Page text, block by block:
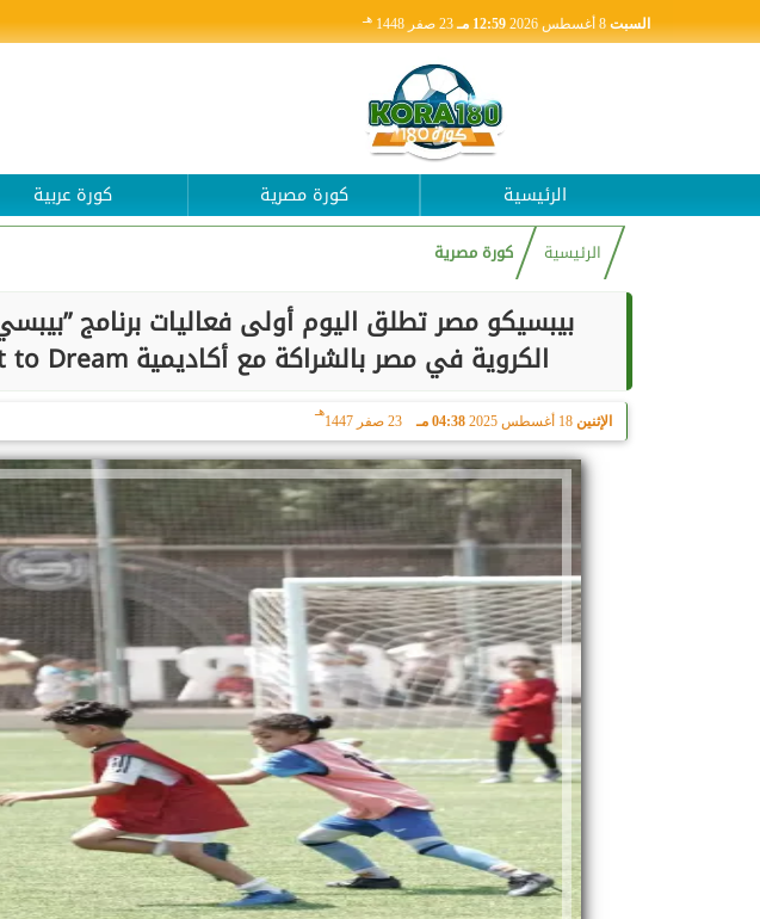
السبت 12:59 مـ 23 صفر 1448 هـ
الرئيسية كورة مصرية كورة عربية
الرئيسية كورة مصرية
بيبسيكو مصر تطلق اليوم أولى فعاليات برنامج
الكروية في مصر بالشراكة مع أكاديمية Right to Dream ومؤسسة بيبسيكو
الإثنين 18 أغسطس 2025 04:38 مـ 23 صفر 1447
هـ